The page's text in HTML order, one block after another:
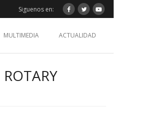
Siguenos en:
MULTIMEDIA ACTUALIDAD